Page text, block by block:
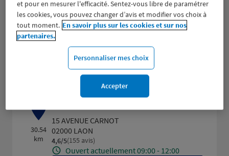
km
4,7/5Note de 4.7 sur 5
(252 avis)
Fermé aujourd'hui
Voir plus
30.54
km
15 AVENUE CARNOT
02000 LAON
4,6/5Note de 4.6 sur 5
(155 avis)
Ouvert actuellement 09:00 - 12:00
et pour en mesurer l'efficacité. Sentez-vous libre de paramétrer
les cookies, vous pouvez changer d’avis et modifier vos choix à
tout moment. En savoir plus sur les cookies et sur nos
partenaires.
Personnaliser mes choix
Accepter